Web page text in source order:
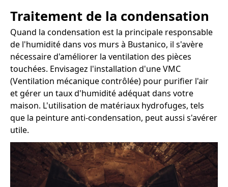
Traitement de la condensation
Quand la condensation est la principale responsable
de l'humidité dans vos murs à Bustanico, il s'avère
nécessaire d'améliorer la ventilation des pièces
touchées. Envisagez l'installation d'une VMC
(Ventilation mécanique contrôlée) pour purifier l'air
et gérer un taux d'humidité adéquat dans votre
maison. L'utilisation de matériaux hydrofuges, tels
que la peinture anti-condensation, peut aussi s'avérer
utile.